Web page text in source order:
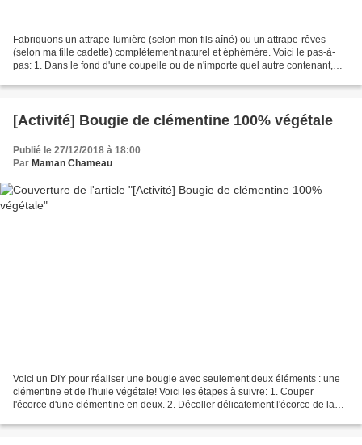
Fabriquons un attrape-lumière (selon mon fils aîné) ou un attrape-rêves
(selon ma fille cadette) complètement naturel et éphémère. Voici le pas-à-
pas: 1. Dans le fond d'une coupelle ou de n'importe quel autre contenant,
[Activité] Bougie de clémentine 100% végétale
Publié le 27/12/2018 à 18:00
Par Maman Chameau
Voici un DIY pour réaliser une bougie avec seulement deux éléments : une
clémentine et de l'huile végétale! Voici les étapes à suivre: 1. Couper
l'écorce d'une clémentine en deux. 2. Décoller délicatement l'écorce de la